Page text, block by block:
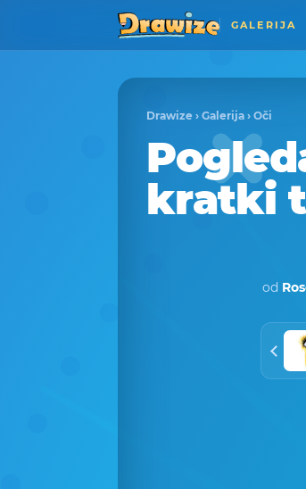
GALERIJA
Drawize › Galerija › Oči
kratki
od